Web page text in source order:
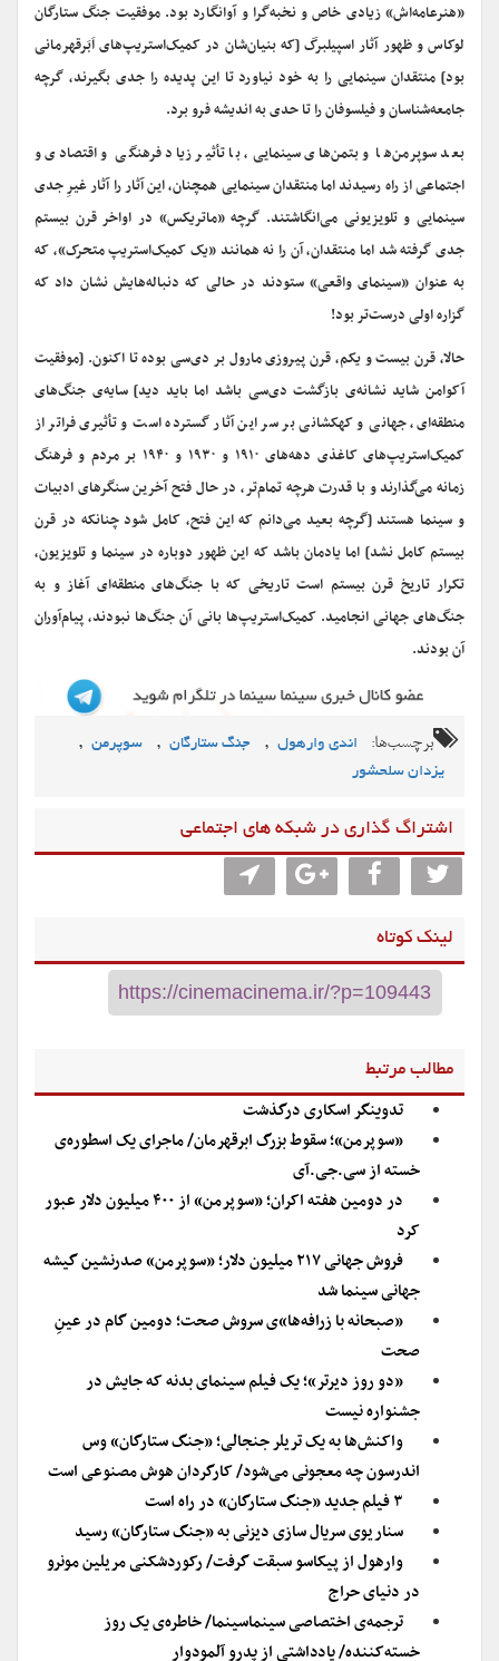
«هنرعامه‌اش» زیادی خاص و نخبه‌گرا و آوانگارد بود. موفقیت جنگ ستارگان
لوکاس و ظهور آثار اسپیلبرگ [که بنیان‌شان در کمیک‌استریپ‌های اَبَرقهرمانی
بود] منتقدان سینمایی را به خود نیاورد تا این پدیده را جدی بگیرند، گرچه
جامعه‌شناسان و فیلسوفان را تا حدی به اندیشه فرو برد.
بعد سوپرمن‌ها و بتمن‌های سینمایی، با تأثیر زیاد فرهنگی و اقتصادی و
اجتماعی از راه رسیدند اما منتقدان سینمایی همچنان، این آثار را آثار غیرِ جدی
سینمایی و تلویزیونی می‌انگاشتند. گرچه «ماتریکس» در اواخر قرن بیستم
جدی گرفته شد اما منتقدان، آن را نه همانند «یک کمیک‌استریپ متحرک»، که
به عنوان «سینمای واقعی» ستودند در حالی که دنباله‌هایش نشان داد که
گزاره اولی درست‌تر بود!
حالا، قرن بیست و یکم، قرن پیروزی مارول بر دی‌سی بوده تا اکنون. [موفقیت
آکوامن شاید نشانه‌ی بازگشت دی‌سی باشد اما باید دید] سایه‌ی جنگ‌های
منطقه‌ای، جهانی و کهکشانی بر سر این آثار گسترده است و تأثیری فراتر از
کمیک‌استریپ‌های کاغذی دهه‌های ۱۹۱۰ و ۱۹۳۰ و ۱۹۴۰ بر مردم و فرهنگ
زمانه می‌گذارند و با قدرت هرچه تمام‌تر، در حال فتح آخرین سنگرهای ادبیات
و سینما هستند [گرچه بعید می‌دانم که این فتح، کامل شود چنانکه در قرن
بیستم کامل نشد] اما یادمان باشد که این ظهور دوباره در سینما و تلویزیون،
تکرار تاریخ قرن بیستم است تاریخی که با جنگ‌های منطقه‌ای آغاز و به
جنگ‌های جهانی انجامید. کمیک‌استریپ‌ها بانی آن جنگ‌ها نبودند، پیام‌آوران
آن بودند.
برچسب‌ها: اندی وارهول , جنگ ستارگان , سوپرمن ,
یزدان سلحشور
اشتراگ گذاری در شبکه های اجتماعی
لینک کوتاه
مطالب مرتبط
تدوینگر اسکاری درگذشت
«سوپرمن»؛ سقوط بزرگ ابرقهرمان/ ماجرای یک اسطوره‌ی
خسته از سی.جی.آی
در دومین هفته اکران؛ «سوپرمن» از ۴۰۰ میلیون دلار عبور
کرد
فروش جهانی ۲۱۷ میلیون دلار؛ «سوپرمن» صدرنشین گیشه
جهانی سینما شد
«صبحانه با زرافه‌ها»ی سروش صحت؛ دومین گام در عینِ
صحت
«دو روز دیرتر»؛ یک فیلم سینمای بدنه که جایش در
جشنواره نیست
واکنش‌ها به یک تریلر جنجالی؛ «جنگ ستارگان» وس
اندرسون چه معجونی می‌شود/ کارگردان هوش مصنوعی است
۳ فیلم جدید «جنگ ستارگان» در راه است
سناریوی سریال سازی دیزنی به «جنگ ستارگان» رسید
وارهول از پیکاسو سبقت گرفت/ رکوردشکنی مریلین مونرو
در دنیای حراج
ترجمه‌ی اختصاصی سینماسینما/ خاطره‌ی یک روز
خسته‌کننده/ یادداشتی از پدرو آلمودوار